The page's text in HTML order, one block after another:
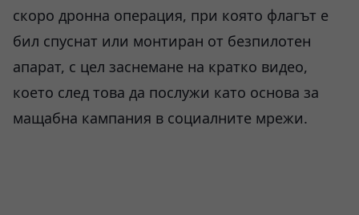
скоро дронна операция, при която флагът е
бил спуснат или монтиран от безпилотен
апарат, с цел заснемане на кратко видео,
което след това да послужи като основа за
мащабна кампания в социалните мрежи.